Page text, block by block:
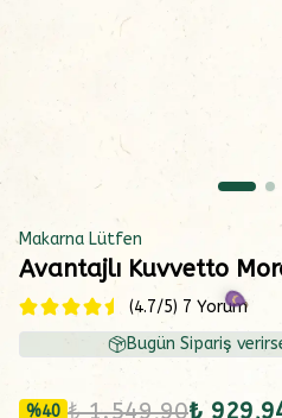
Makarna Lütfen
Avantajlı Kuvvetto
(4.7/5) 7 Yorum
Bugün Sipariş
%40 ₺ 1.549,90₺